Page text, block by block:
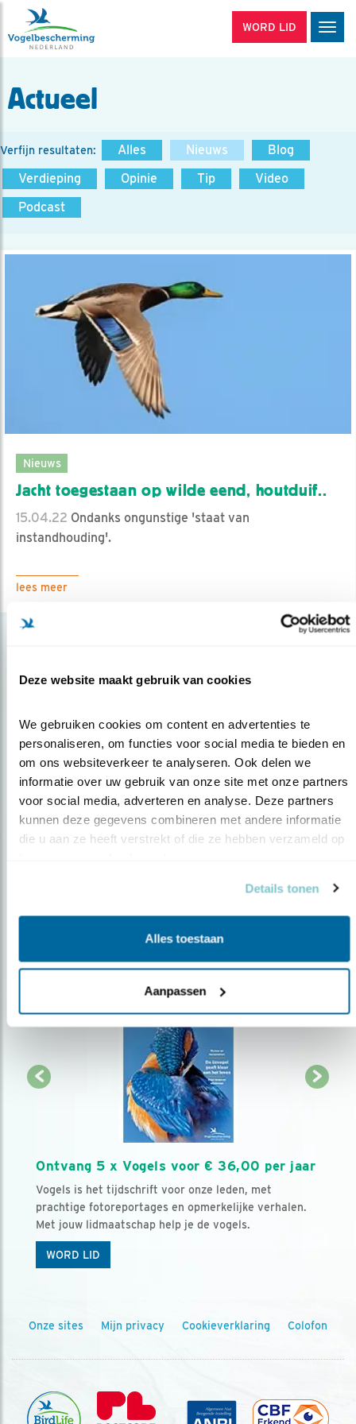
Deze website maakt gebruik van cookies
We gebruiken cookies om content en advertenties te
personaliseren, om functies voor social media te bieden en
om ons websiteverkeer te analyseren. Ook delen we
informatie over uw gebruik van onze site met onze partners
voor social media, adverteren en analyse. Deze partners
kunnen deze gegevens combineren met andere informatie
die u aan ze heeft verstrekt of die ze hebben verzameld op
Details tonen
Alles toestaan
Aanpassen
WORD LID
Actueel
Verfijn resultaten: Alles Nieuws
Blog
Verdieping
Opinie Tip
Video
Podcast
Nieuws
Jacht toegestaan op wilde eend, houtduif..
15.04.22 Ondanks ongunstige 'staat van
instandhouding'.
lees meer
Op de hoogte blijven?
over vogels en activiteiten van Vogelbescherming.
AANMELDEN VOGELNIEUWS
Ontvang 5 x Vogels voor € 36,00 per jaar
Vogels is het tijdschrift voor onze leden, met
prachtige fotoreportages en opmerkelijke verhalen.
Met jouw lidmaatschap help je de vogels.
WORD LID
Onze sites Mijn privacy Cookieverklaring Colofon